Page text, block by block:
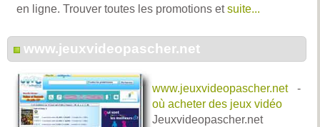
en ligne. Trouver toutes les promotions etsuite...
www.jeuxvideopascher.net
www.jeuxvideopascher.net-
où acheter des jeux vidéo
Jeuxvideopascher.net